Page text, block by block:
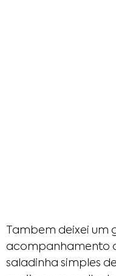
Tambem deixei um
acompanhamento
saladinha simples